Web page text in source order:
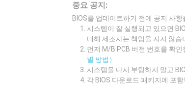
중요 공지:
BIOS를 업데이트하기 전에 공지 사항
시스템이 잘 실행되고 있으면
대해 제조사는 책임을 지지 않습
먼저 M/B PCB 버전 번호를 확
별 방법）
시스템을 다시 부팅하지 말고
각 BIOS 다운로드 패키지에 포